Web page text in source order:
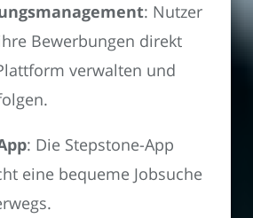
: Nutzer
Bewerbungen direkt
verwalten und
: Die Stepstone-App
eine bequeme Jobsuche